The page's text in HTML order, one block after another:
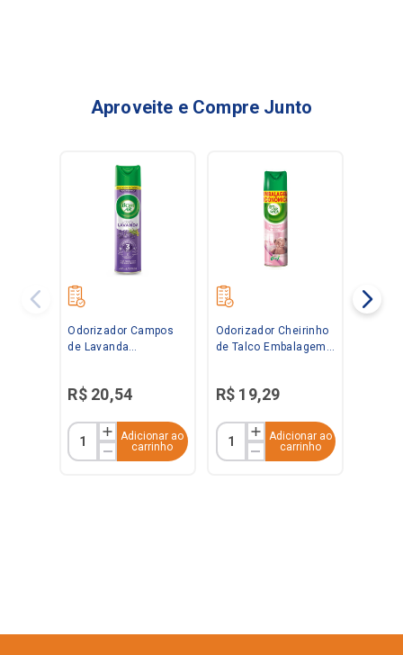
Aproveite e Compre Junto
Odorizador Campos
de Lavanda
Bom Ar
R$ 20,54
Adicionar ao
carrinho
Odorizador Cheirinho
de Talco Embalagem
R$ 19,29
Adicionar ao
carrinho